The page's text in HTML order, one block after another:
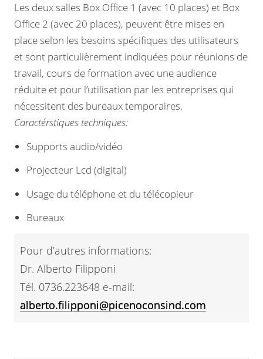
Les deux salles Box Office 1 (avec 10 places) et Box
Office 2 (avec 20 places), peuvent être mises en
place selon les besoins spécifiques des utilisateurs
et sont particulièrement indiquées pour réunions de
travail, cours de formation avec une audience
réduite et pour l’utilisation par les entreprises qui
nécessitent des bureaux temporaires.
Caractérstiques techniques:
Supports audio/vidéo
Projecteur Lcd (digital)
Usage du téléphone et du télécopieur
Bureaux
Pour d’autres informations:
Dr. Alberto Filipponi
Tél. 0736.223648 e-mail:
alberto.filipponi@picenoconsind.com